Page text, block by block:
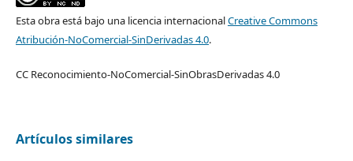
Esta obra está bajo una licencia internacionalCreative Commons
Atribución-NoComercial-SinDerivadas 4.0.
CC Reconocimiento-NoComercial-SinObrasDerivadas 4.0
Artículos similares